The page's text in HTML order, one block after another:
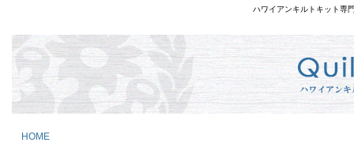
ハワイアンキルトキット専
HOME